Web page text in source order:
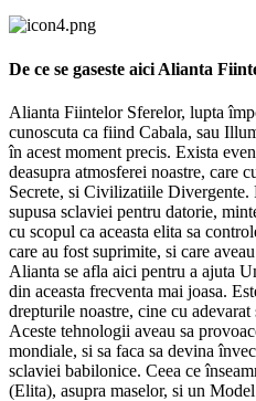
De ce se gaseste aici Alianta
Alianta Fiintelor Sferelor, lupta
cunoscuta ca fiind Cabala, sau
în acest moment precis. Exista
deasupra atmosferei noastre, care
Secrete, si Civilizatiile Divergente.
supusa sclaviei pentru datorie,
cu scopul ca aceasta elita sa
care au fost suprimite, si care
Alianta se afla aici pentru a ajuta
din aceasta frecventa mai joasa.
drepturile noastre, cine cu
Aceste tehnologii aveau sa
mondiale, si sa faca sa devina
sclaviei babilonice. Ceea ce
(Elita), asupra maselor, si un